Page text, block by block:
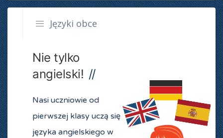
Języki obce
Nie tylko
angielski!
Nasi uczniowie od
pierwszej klasy uczą się
języka angielskiego w